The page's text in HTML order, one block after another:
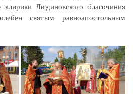
Людиновского благочиния
святым равноапостольным